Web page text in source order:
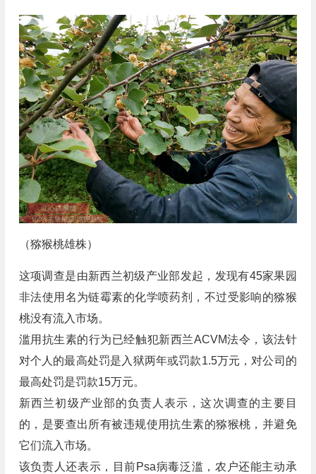
（猕猴桃雄株）
这项调查是由新西兰初级产业部发起，发现有45家果园
非法使用名为链霉素的化学喷药剂，不过受影响的猕猴
桃没有流入市场。
滥用抗生素的行为已经触犯新西兰ACVM法令，该法针
对个人的最高处罚是入狱两年或罚款1.5万元，对公司的
最高处罚是罚款15万元。
新西兰初级产业部的负责人表示，这次调查的主要目
的，是要查出所有被违规使用抗生素的猕猴桃，并避免
它们流入市场。
该负责人还表示，目前Psa病毒泛滥，农户还能主动承